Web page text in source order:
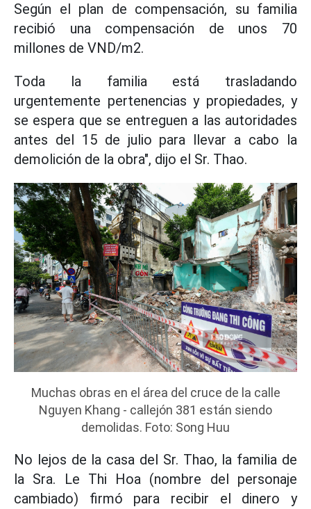
Según el plan de compensación, su familia
recibió una compensación de unos 70
millones de VND/m2.
Toda la familia está trasladando
urgentemente pertenencias y propiedades, y
se espera que se entreguen a las autoridades
antes del 15 de julio para llevar a cabo la
demolición de la obra", dijo el Sr. Thao.
Muchas obras en el área del cruce de la calle
Nguyen Khang - callejón 381 están siendo
demolidas. Foto: Song Huu
No lejos de la casa del Sr. Thao, la familia de
la Sra. Le Thi Hoa (nombre del personaje
cambiado) firmó para recibir el dinero y